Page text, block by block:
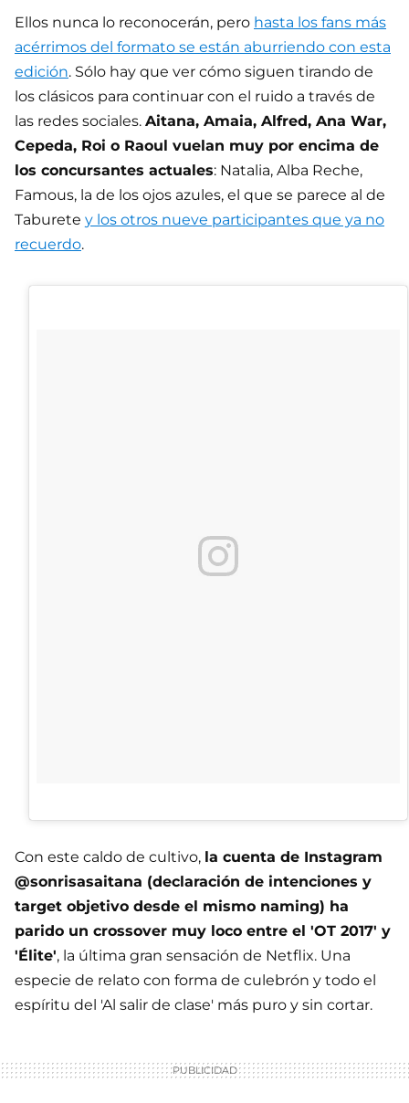
Ellos nunca lo reconocerán, pero hasta los fans más
acérrimos del formato se están aburriendo con esta
edición. Sólo hay que ver cómo siguen tirando de
los clásicos para continuar con el ruido a través de
las redes sociales. Aitana, Amaia, Alfred, Ana War,
Cepeda, Roi o Raoul vuelan muy por encima de
los concursantes actuales: Natalia, Alba Reche,
Famous, la de los ojos azules, el que se parece al de
Taburete y los otros nueve participantes que ya no
recuerdo.
Con este caldo de cultivo, la cuenta de Instagram
@sonrisasaitana (declaración de intenciones y
target objetivo desde el mismo naming) ha
parido un crossover muy loco entre el 'OT 2017' y
'Élite', la última gran sensación de Netflix. Una
especie de relato con forma de culebrón y todo el
espíritu del 'Al salir de clase' más puro y sin cortar.